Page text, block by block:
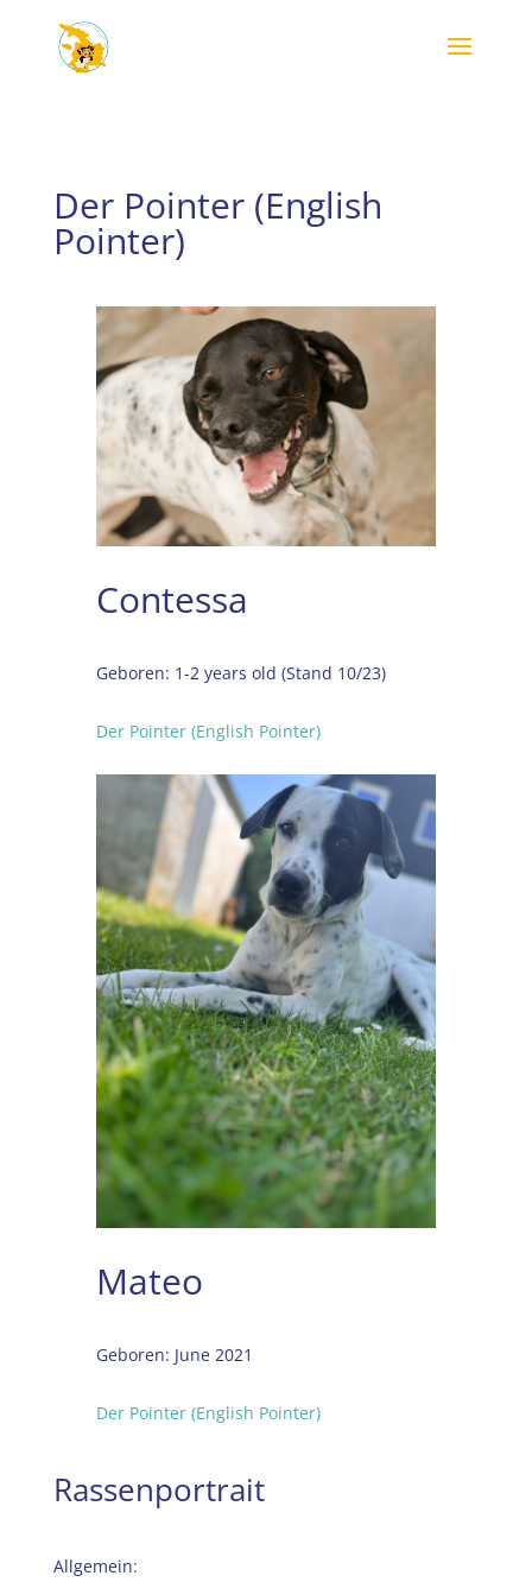
Der Pointer (English
Pointer)
Contessa
Geboren: 1-2 years old (Stand 10/23)
Der Pointer (English Pointer)
Mateo
Geboren: June 2021
Der Pointer (English Pointer)
Rassenportrait
Allgemein: